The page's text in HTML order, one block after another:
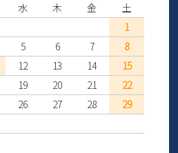
水 木 金
土
1
5 6 7
8
12 13 14
15
19 20 21
22
26 27 28
29